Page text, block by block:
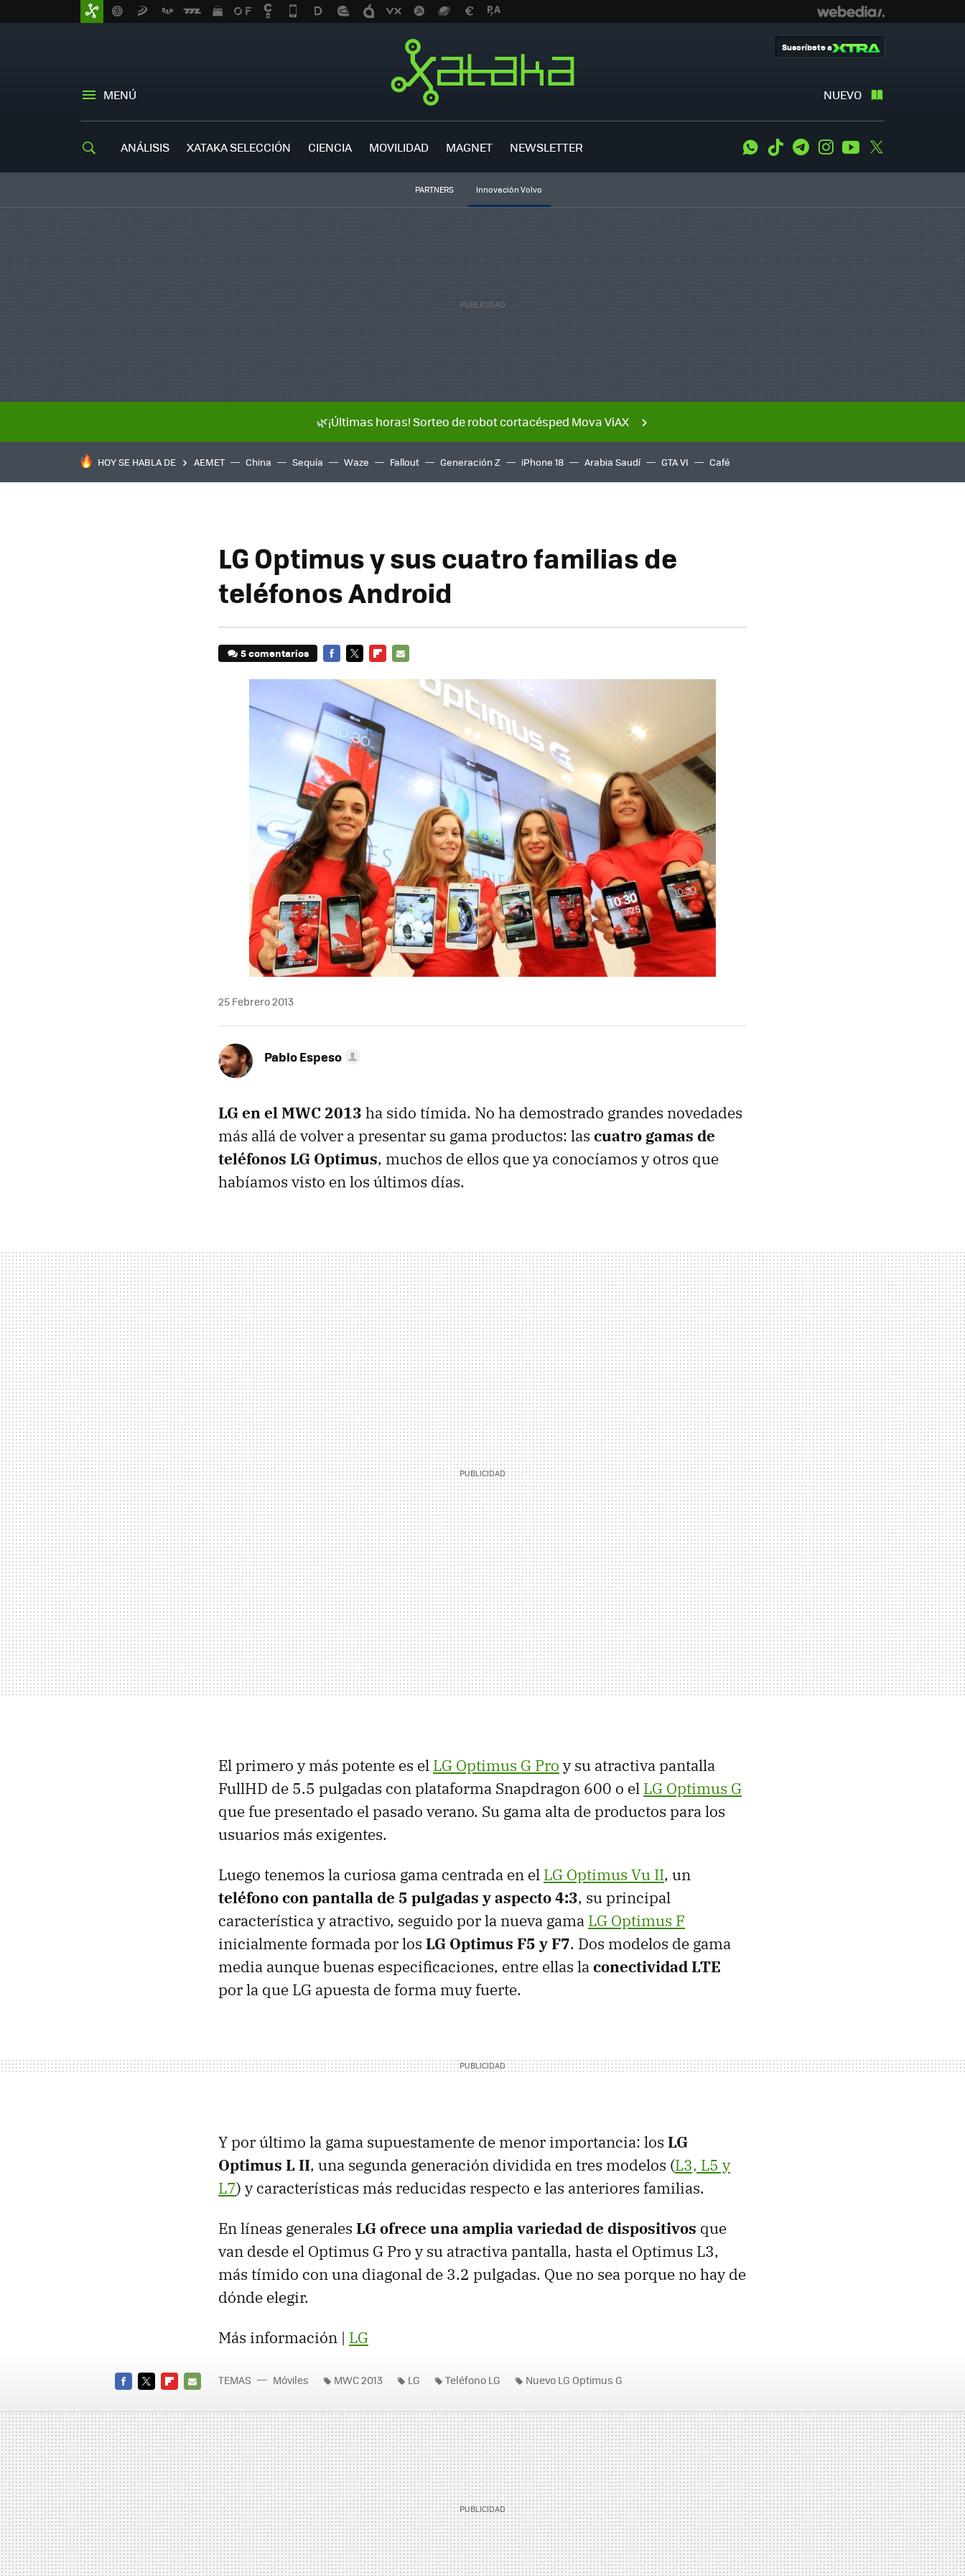
MENÚ NUEVO
Suscríbete a
ANÁLISIS XATAKA SELECCIÓN CIENCIA MOVILIDAD MAGNET NEWSLETTER WhatsApp
Tiktok TelegramInstagramYoutube
PARTNERS Innovación Volvo
🌿¡Últimas horas! Sorteo de robot cortacésped Mova ViAX
HOY SE HABLA DE AEMET China Sequía Waze Fallout Generación Z iPhone 18 Arabia Saudí GTA VI Café
LG Optimus y sus cuatro familias de
teléfonos Android
5 comentarios
25 Febrero 2013
Pablo Espeso
LG en el MWC 2013 ha sido tímida. No ha demostrado grandes novedades
más allá de volver a presentar su gama productos: las cuatro gamas de
teléfonos LG Optimus, muchos de ellos que ya conocíamos y otros que
habíamos visto en los últimos días.
El primero y más potente es el LG Optimus G Pro y su atractiva pantalla
FullHD de 5.5 pulgadas con plataforma Snapdragon 600 o el LG Optimus G
que fue presentado el pasado verano. Su gama alta de productos para los
usuarios más exigentes.
Luego tenemos la curiosa gama centrada en el LG Optimus Vu II, un
teléfono con pantalla de 5 pulgadas y aspecto 4:3, su principal
característica y atractivo, seguido por la nueva gama LG Optimus F
inicialmente formada por los LG Optimus F5 y F7. Dos modelos de gama
media aunque buenas especificaciones, entre ellas laconectividad LTE
por la que LG apuesta de forma muy fuerte.
Y por último la gama supuestamente de menor importancia: los LG
Optimus L II, una segunda generación dividida en tres modelos (L3, L5 y
L7) y características más reducidas respecto e las anteriores familias.
En líneas generales LG ofrece una amplia variedad de dispositivos que
van desde el Optimus G Pro y su atractiva pantalla, hasta el Optimus L3,
más tímido con una diagonal de 3.2 pulgadas. Que no sea porque no hay de
dónde elegir.
Más información | LG
MAIL
TEMAS Móviles MWC 2013 LG Teléfono LG Nuevo LG Optimus G